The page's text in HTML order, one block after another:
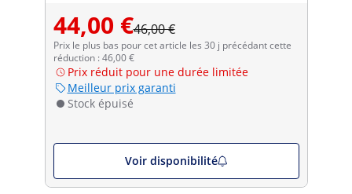
44,00 €46,00 €
Prix le plus bas pour cet article les 30 j précédant cette
réduction : 46,00 €
Prix réduit pour une durée limitée
Meilleur prix garanti
Stock épuisé
Voir disponibilité